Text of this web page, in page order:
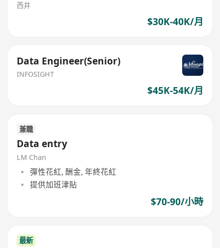
西井
$30K-40K/月
Data Engineer(Senior)
INFOSIGHT
$45K-54K/月
兼職
Data entry
LM Chan
彈性花紅, 酬金, 年終花紅
提供加班津貼
$70-90/小時
最新